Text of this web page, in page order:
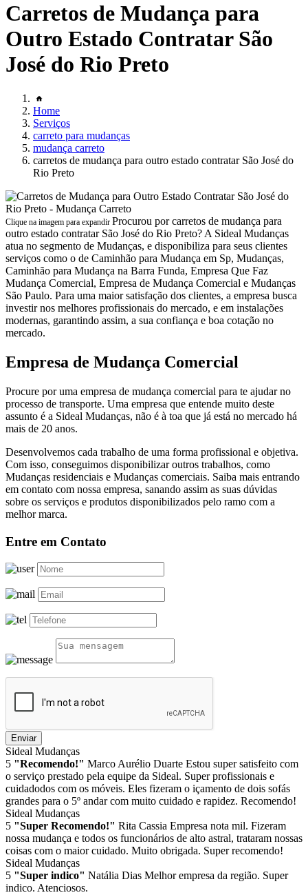
Carretos de Mudança para
Outro Estado Contratar São
José do Rio Preto
Home
Serviços
carreto para mudanças
mudança carreto
carretos de mudança para outro estado contratar São José do
Rio Preto
Clique na imagem para expandir Procurou por carretos de mudança para
outro estado contratar São José do Rio Preto? A Sideal Mudanças
atua no segmento de Mudanças, e disponibiliza para seus clientes
serviços como o de Caminhão para Mudança em Sp, Mudanças,
Caminhão para Mudança na Barra Funda, Empresa Que Faz
Mudança Comercial, Empresa de Mudança Comercial e Mudanças
São Paulo. Para uma maior satisfação dos clientes, a empresa busca
investir nos melhores profissionais do mercado, e em instalações
modernas, garantindo assim, a sua confiança e boa cotação no
mercado.
Empresa de Mudança Comercial
Procure por uma empresa de mudança comercial para te ajudar no
processo de transporte. Uma empresa que entende muito deste
assunto é a Sideal Mudanças, não é à toa que já está no mercado há
mais de 20 anos.
Desenvolvemos cada trabalho de uma forma profissional e objetiva.
Com isso, conseguimos disponibilizar outros trabalhos, como
Mudanças residenciais e Mudanças comerciais. Saiba mais entrando
em contato com nossa empresa, sanando assim as suas dúvidas
sobre os serviços e produtos disponibilizados pelo ramo com a
melhor marca.
Entre em Contato
Enviar
Sideal Mudanças
5 "Recomendo!" Marco Aurélio Duarte Estou super satisfeito com
o serviço prestado pela equipe da Sideal. Super profissionais e
cuidadodos com os móveis. Eles fizeram o içamento de dois sofás
grandes para o 5º andar com muito cuidado e rapidez. Recomendo!
Sideal Mudanças
5 "Super Recomendo!" Rita Cassia Empresa nota mil. Fizeram
nossa mudança e todos os funcionários de alto astral, trataram nossas
coisas com o maior cuidado. Muito obrigada. Super recomendo!
Sideal Mudanças
5 "Super indico" Natália Dias Melhor empresa da região. Super
indico. Atenciosos.